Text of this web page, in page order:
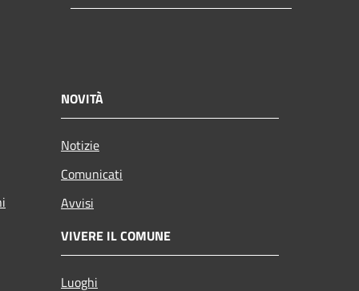
NOVITÀ
Notizie
Comunicati
Avvisi
VIVERE IL COMUNE
Luoghi